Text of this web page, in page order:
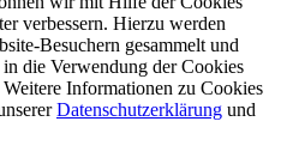
verbessern. Hierzu werden
Besuchern gesammelt und
die Verwendung der Cookies
Informationen zu Cookies
Datenschutzerklärung und